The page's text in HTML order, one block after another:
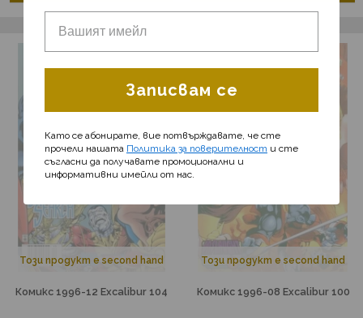
Този продукт е second hand
Комикс 1996-12 Excalibur 104
Този продукт е second hand
Комикс 1996-08 Excalibur 100
Записвам се
Като се абонирате, вие потвърждавате, че сте
прочели нашата Политика за поверителност и сте
съгласни да получавате промоционални и
информативни имейли от нас.